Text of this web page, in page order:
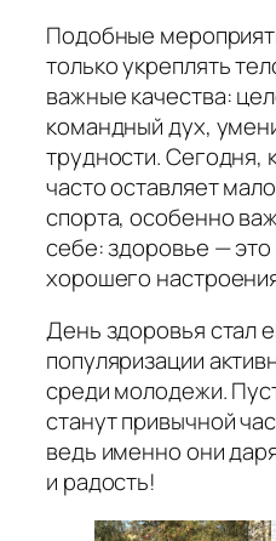
Подобные
только укреплять
важные качества:
командный дух,
трудности. Сегодня,
часто оставляет
спорта, особенно
себе: здоровье —
хорошего
День здоровья стал
популяризации
среди молодежи.
станут привычной
ведь именно они
и радость!